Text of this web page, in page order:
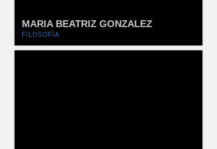
MARIA BEATRIZ GONZALEZ
FILOSOFÍA